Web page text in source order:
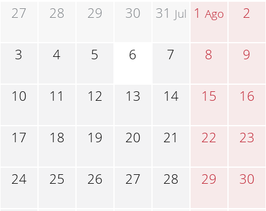
27 28 29 30 31 Jul 1Ago 2
3 4 5 6 7 8 9
10 11 12 13 14 15 16
17 18 19 20 21 22 23
24 25 26 27 28 29 30